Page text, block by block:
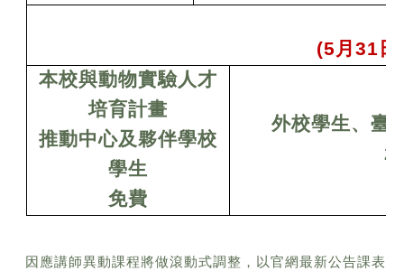
(5月31
本校與動物實驗人才
培育計畫
推動中心及夥伴學校
學生
免費
外校學生、臺
因應講師異動課程將做滾動式調整，以官網最新公告課表